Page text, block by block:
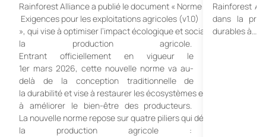
Rainforest Alliance a publié le document « Norme d’agriculture
Exigences pour les exploitations agricoles (v1.0)
», qui vise à optimiser l’impact écologique et social de
la production agricole.
Entrant officiellement en vigueur le
1er mars 2026, cette nouvelle norme va au-
delà de la conception traditionnelle de
la durabilité et vise à restaurer les écosystèmes et
à améliorer le bien-être des producteurs.
La nouvelle norme repose sur quatre piliers qui détermineront
la production agricole :
Rainforest
dans la
durables à…